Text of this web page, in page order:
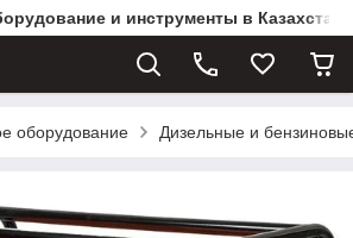
и инструменты в
оборудование Дизельные и